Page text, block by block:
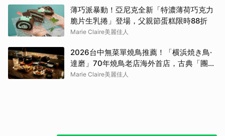
薄巧派暴動！亞尼克全新「特濃薄荷巧克力
脆片生乳捲」登場，父親節蛋糕限時88折
Marie Claire美麗佳人
2026台中無菜單燒鳥推薦！「横浜焼き鳥·
達磨」70年燒鳥老店海外首店，古典「團扇
控火」技法成就銷魂美味
Marie Claire美麗佳人